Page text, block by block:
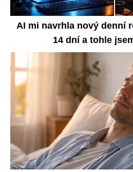
AI mi navrhla nový denní
14 dní a tohle